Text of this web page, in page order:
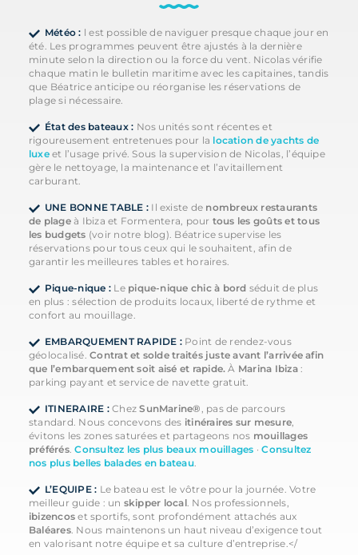
Météo : l est possible de naviguer presque chaque jour en
été. Les programmes peuvent être ajustés à la dernière
minute selon la direction ou la force du vent. Nicolas vérifie
chaque matin le bulletin maritime avec les capitaines, tandis
que Béatrice anticipe ou réorganise les réservations de
plage si nécessaire.
État des bateaux : Nos unités sont récentes et
rigoureusement entretenues pour la location de yachts de
luxeet l’usage privé. Sous la supervision de Nicolas, l’équipe
gère le nettoyage, la maintenance et l’avitaillement
carburant.
UNE BONNE TABLE : Il existe de nombreux restaurants
de plageà Ibiza et Formentera, pour tous les goûts et tous
les budgets (voir notre blog). Béatrice supervise les
réservations pour tous ceux qui le souhaitent, afin de
garantir les meilleures tables et horaires.
Pique-nique : Le pique-nique chic à bord séduit de plus
en plus : sélection de produits locaux, liberté de rythme et
confort au mouillage.
EMBARQUEMENT RAPIDE : Point de rendez-vous
géolocalisé.Contrat et solde traités juste avant l’arrivée afin
que l’embarquement soit aisé et rapide. À Marina Ibiza:
parking payant et service de navette gratuit.
ITINERAIRE :ChezSunMarine®
, pas de parcours
standard. Nous concevons des itinéraires sur mesure
évitons les zones saturées et partageons nos mouillages
préférés.Consultez les plus beaux mouillages ·Consultez
nos plus belles balades en bateau.
L’EQUIPE : Le bateau est le vôtre pour la journée. Votre
meilleur guide : un skipper local. Nos professionnels,
ibizencos et sportifs, sont profondément attachés aux
Baléares. Nous maintenons un haut niveau d’exigence tout
en valorisant notre équipe et sa culture d’entreprise.</